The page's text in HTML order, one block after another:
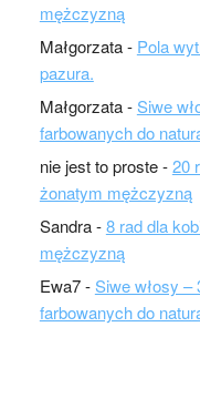
mężczyzną
Małgorzata- Pola
pazura.
Małgorzata-Siwe
farbowanych do
nie jest to proste-20
żonatym mężczyzną
Sandra-8 rad dla
mężczyzną
Ewa7-Siwe włosy
farbowanych do